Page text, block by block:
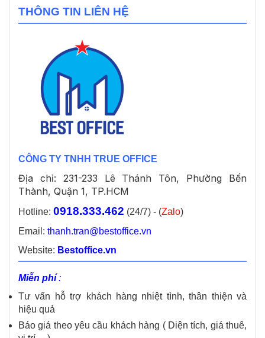
THÔNG TIN LIÊN HỆ
CÔNG TY TNHH TRUE OFFICE
Địa chỉ: 231-233 Lê Thánh Tôn, Phường Bến
Thành, Quận 1, TP.HCM
Hotline: 0918.333.462 (24/7) - (Zalo)
Email: thanh.tran@bestoffice.vn
Website: Bestoffice.vn
Miễn phí:
Tư vấn hỗ trợ khách hàng nhiệt tình, thân thiện và
hiệu quả
Báo giá theo yêu cầu khách hàng ( Diện tích, giá thuê,